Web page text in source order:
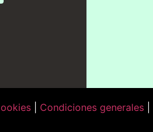
| Condiciones generales|